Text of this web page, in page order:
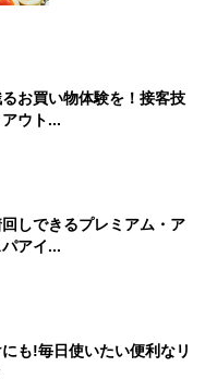
お買い物体験を！接客技
ウト...
回しできるプレミアム・ア
アイ...
も!毎日使いたい便利なリ